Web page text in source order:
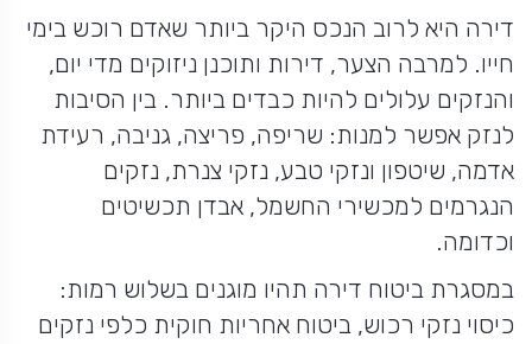
דירה היא לרוב הנכס היקר ביותר שאדם רוכש בימי
חייו. למרבה הצער, דירות ותוכנן ניזוקים מדי יום,
והנזקים עלולים להיות כבדים ביותר. בין הסיבות
לנזק אפשר למנות: שריפה, פריצה, גניבה, רעידת
אדמה, שיטפון ונזקי טבע, נזקי צנרת, נזקים
הנגרמים למכשירי החשמל, אבדן תכשיטים
וכדומה.
במסגרת ביטוח דירה תהיו מוגנים בשלוש רמות:
כיסוי נזקי רכוש, ביטוח אחריות חוקית כלפי נזקים